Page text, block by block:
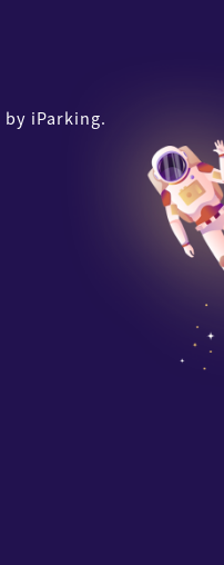
iParking.